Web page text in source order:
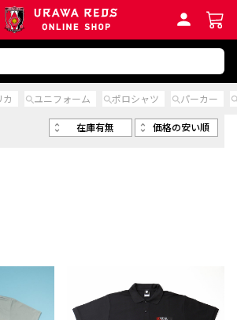
カ ユニフォーム ポロシャツ パーカー
在庫有無 価格の安い順